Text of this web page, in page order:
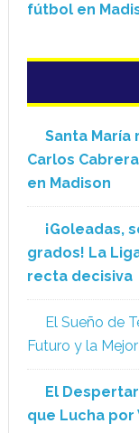
fútbol en
Santa María
Carlos
en Madison
¡Goleadas,
grados! La
recta decisiva
El Sueño de
Futuro y la
El
que Lucha por